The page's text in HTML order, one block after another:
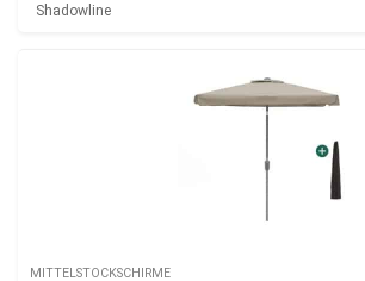
Shadowline
MITTELSTOCKSCHIRME